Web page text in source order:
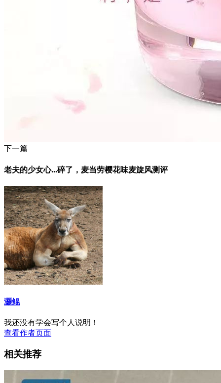
下一篇
老夫的少女心...碎了，麦当劳樱花味麦旋风测评
灏鲲
我还没有学会写个人说明！
查看作者页面
相关推荐